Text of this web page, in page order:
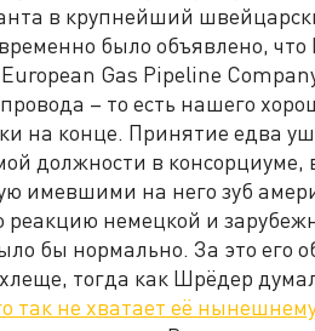
в крупнейший
было объявлено,
Gas Pipeline
– то есть нашего
на конце. Принятие едва
должности в консорциуме,
имевшими на него зуб
немецкой и
бы нормально. За это его
тогда как Шрёдер
так не хватает её